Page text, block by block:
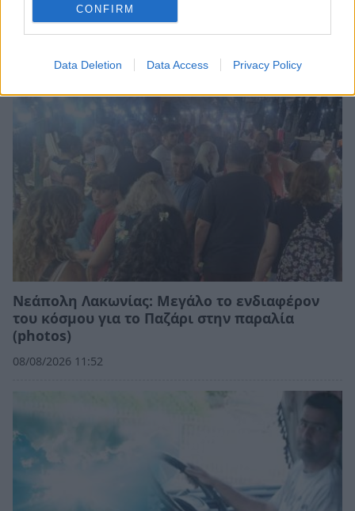
CONFIRM
Data Deletion Data Access Privacy Policy
Ελαφόνησος: Τραυματίστηκε 73χρονος Ιταλός
μετά από πτώση από σκάφος
Νεάπολη Λακωνίας: Μεγάλο το ενδιαφέρον
του κόσμου για το Παζάρι στην παραλία
(photos)
08/08/2026 11:52